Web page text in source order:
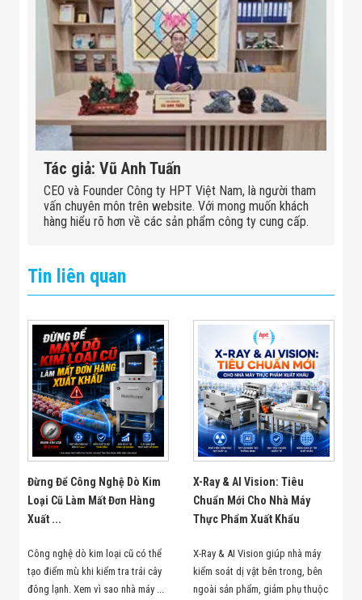
Tác giả: Vũ Anh Tuấn
CEO và Founder Công ty HPT Việt Nam, là người tham
vấn chuyên môn trên website. Với mong muốn khách
hàng hiểu rõ hơn về các sản phẩm công ty cung cấp.
Tin liên quan
Đừng Để Công Nghệ Dò Kim
Loại Cũ Làm Mất Đơn Hàng
Xuất ...
Công nghệ dò kim loại cũ có thể
tạo điểm mù khi kiểm tra trái cây
đông lạnh. Xem vì sao nhà máy ...
X-Ray & AI Vision: Tiêu
Chuẩn Mới Cho Nhà Máy
Thực Phẩm Xuất Khẩu
X-Ray & AI Vision giúp nhà máy
kiểm soát dị vật bên trong, bên
ngoài sản phẩm, giảm phụ thuộc